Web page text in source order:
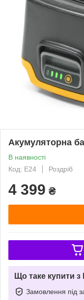
Акумуляторна
В наявності
Код: E24
Роздріб
4 399 ₴
Що таке купити
Замовлення під